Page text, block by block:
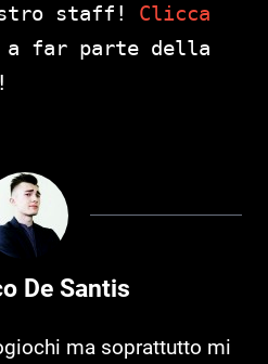
staff! Clicca
a far parte della
De Santis
ma soprattutto mi